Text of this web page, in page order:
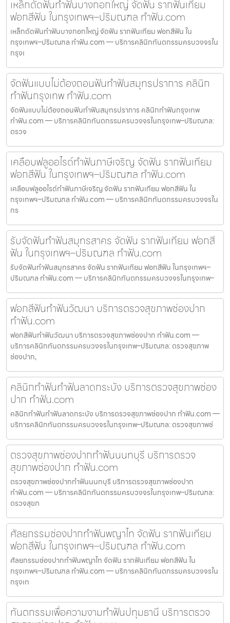
เหล็กดัดฟันทำฟันบางกอกใหญ่ จัดฟัน รากฟันเทียม
ฟอกสีฟัน ในกรุงเทพฯ–ปริมณฑล ทำฟัน.com
เหล็กดัดฟันทำฟันบางกอกใหญ่ จัดฟัน รากฟันเทียม ฟอกสีฟัน ใน
กรุงเทพฯ–ปริมณฑล ทำฟัน.com — บริการคลินิกทันตกรรมครบวงจรใน
กรุงเ
จัดฟันแบบไม่ต้องถอนฟันทำฟันสมุทรปราการ คลินิก
ทำฟันกรุงเทพ ทำฟัน.com
จัดฟันแบบไม่ต้องถอนฟันทำฟันสมุทรปราการ คลินิกทำฟันกรุงเทพ
ทำฟัน.com — บริการคลินิกทันตกรรมครบวงจรในกรุงเทพ–ปริมณฑล:
ตรวจ
เคลือบฟลูออไรด์ทำฟันภาษีเจริญ จัดฟัน รากฟันเทียม
ฟอกสีฟัน ในกรุงเทพฯ–ปริมณฑล ทำฟัน.com
เคลือบฟลูออไรด์ทำฟันภาษีเจริญ จัดฟัน รากฟันเทียม ฟอกสีฟัน ใน
กรุงเทพฯ–ปริมณฑล ทำฟัน.com — บริการคลินิกทันตกรรมครบวงจรใน
กร
รับจัดฟันทำฟันสมุทรสาคร จัดฟัน รากฟันเทียม ฟอกสี
ฟัน ในกรุงเทพฯ–ปริมณฑล ทำฟัน.com
รับจัดฟันทำฟันสมุทรสาคร จัดฟัน รากฟันเทียม ฟอกสีฟัน ในกรุงเทพฯ–
ปริมณฑล ทำฟัน.com — บริการคลินิกทันตกรรมครบวงจรในกรุงเทพ–
ฟอกสีฟันทำฟันวัฒนา บริการตรวจสุขภาพช่องปาก
ทำฟัน.com
ฟอกสีฟันทำฟันวัฒนา บริการตรวจสุขภาพช่องปาก ทำฟัน.com —
บริการคลินิกทันตกรรมครบวงจรในกรุงเทพ–ปริมณฑล: ตรวจสุขภาพ
ช่องปาก,
คลินิกทำฟันทำฟันลาดกระบัง บริการตรวจสุขภาพช่อง
ปาก ทำฟัน.com
คลินิกทำฟันทำฟันลาดกระบัง บริการตรวจสุขภาพช่องปาก ทำฟัน.com —
บริการคลินิกทันตกรรมครบวงจรในกรุงเทพ–ปริมณฑล: ตรวจสุขภาพช่
ตรวจสุขภาพช่องปากทำฟันนนทบุรี บริการตรวจ
สุขภาพช่องปาก ทำฟัน.com
ตรวจสุขภาพช่องปากทำฟันนนทบุรี บริการตรวจสุขภาพช่องปาก
ทำฟัน.com — บริการคลินิกทันตกรรมครบวงจรในกรุงเทพ–ปริมณฑล:
ตรวจสุขภ
ศัลยกรรมช่องปากทำฟันพญาไท จัดฟัน รากฟันเทียม
ฟอกสีฟัน ในกรุงเทพฯ–ปริมณฑล ทำฟัน.com
ศัลยกรรมช่องปากทำฟันพญาไท จัดฟัน รากฟันเทียม ฟอกสีฟัน ใน
กรุงเทพฯ–ปริมณฑล ทำฟัน.com — บริการคลินิกทันตกรรมครบวงจรใน
กรุงเท
ทันตกรรมเพื่อความงามทำฟันปทุมธานี บริการตรวจ